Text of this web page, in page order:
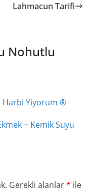
Lahmacun Tarifi
Nohutlu
Yiyorum ®
+ Kemik Suyu
Gerekli alanlar* ile